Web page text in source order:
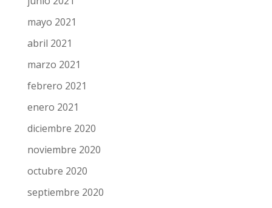
julio 2021
junio 2021
mayo 2021
abril 2021
marzo 2021
febrero 2021
enero 2021
diciembre 2020
noviembre 2020
octubre 2020